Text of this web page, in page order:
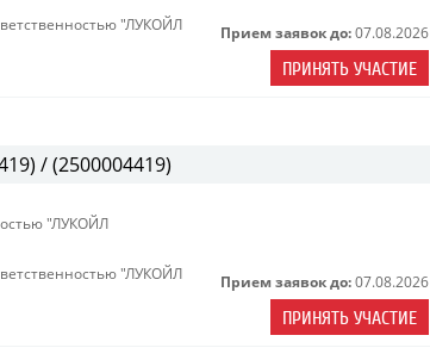
"ЛУКОЙЛ
Прием заявок до: 07.08.2026
ПРИНЯТЬ УЧАСТИЕ
/ (2500004419)
"ЛУКОЙЛ
"ЛУКОЙЛ
Прием заявок до: 07.08.2026
ПРИНЯТЬ УЧАСТИЕ